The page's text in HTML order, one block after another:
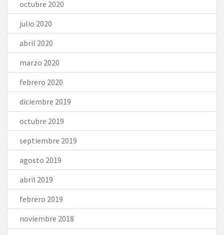
octubre 2020
julio 2020
abril 2020
marzo 2020
febrero 2020
diciembre 2019
octubre 2019
septiembre 2019
agosto 2019
abril 2019
febrero 2019
noviembre 2018